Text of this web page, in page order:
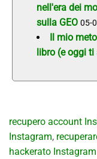
nell'era dei
sulla GEO 05-
Il mio
libro (e oggi
recupero account
Instagram,
hackerato Instagram